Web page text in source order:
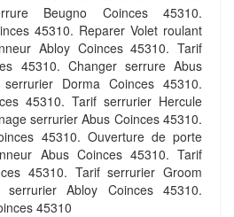
Beugno Coinces 45310.
45310. Reparer Volet roulant
Abloy Coinces 45310. Tarif
45310. Changer serrure Abus
Dorma Coinces 45310.
45310. Tarif serrurier Hercule
serrurier Abus Coinces 45310.
45310. Ouverture de porte
Abus Coinces 45310. Tarif
45310. Tarif serrurier Groom
Abloy Coinces 45310.
45310